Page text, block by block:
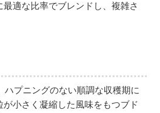
適な比率でブレンドし、複雑さ
ハプニングのない順調な収穫期に
小さく凝縮した風味をもつブド